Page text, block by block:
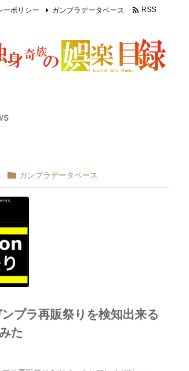
ーポリシー ガンプラデータベース  RSS
 ガンプラデータベース
プラ再販祭りを検知出来る
た